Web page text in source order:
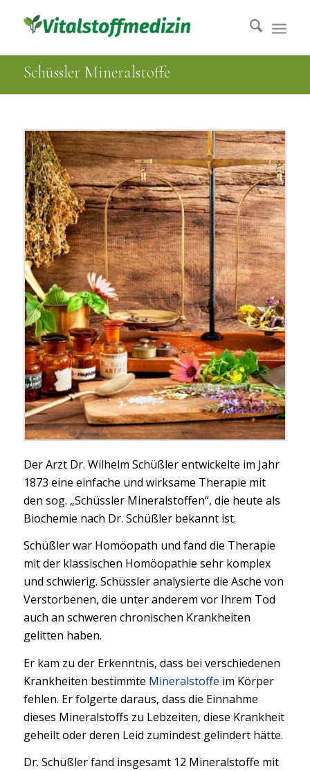
Schüssler Mineralstoffe
Der Arzt Dr. Wilhelm Schüßler entwickelte im Jahr
1873 eine einfache und wirksame Therapie mit
den sog. „Schüssler Mineralstoffen“, die heute als
Biochemie nach Dr. Schüßler bekannt ist.
Schüßler war Homöopath und fand die Therapie
mit der klassischen Homöopathie sehr komplex
und schwierig. Schüssler analysierte die Asche von
Verstorbenen, die unter anderem vor Ihrem Tod
auch an schweren chronischen Krankheiten
gelitten haben.
Er kam zu der Erkenntnis, dass bei verschiedenen
Krankheiten bestimmte Mineralstoffe im Körper
fehlen. Er folgerte daraus, dass die Einnahme
dieses Mineralstoffs zu Lebzeiten, diese Krankheit
geheilt oder deren Leid zumindest gelindert hätte.
Dr. Schüßler fand insgesamt 12 Mineralstoffe mit